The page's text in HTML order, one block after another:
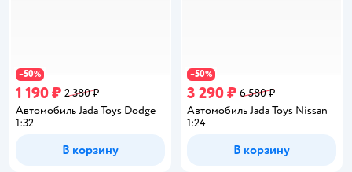
−50%
1 190 ₽ 2 380 ₽
Автомобиль Jada Toys Dodge
1:32
В корзину
−50%
3 290 ₽ 6 580 ₽
Автомобиль Jada Toys Nissan
1:24
В корзину